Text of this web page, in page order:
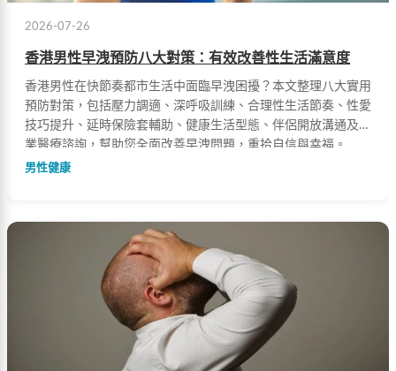
2026-07-26
香港男性早洩預防八大對策：有效改善性生活滿意度
香港男性在快節奏都市生活中面臨早洩困擾？本文整理八大實用
預防對策，包括壓力調適、深呼吸訓練、合理性生活節奏、性愛
技巧提升、延時保險套輔助、健康生活型態、伴侶開放溝通及專
業醫療諮詢，幫助您全面改善早洩問題，重拾自信與幸福。
男性健康